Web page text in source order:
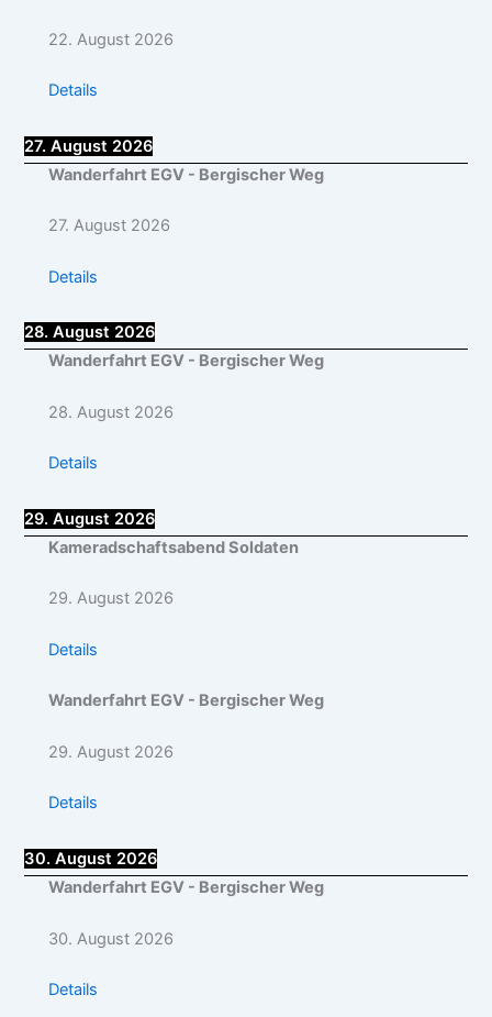
22. August 2026
Details
27. August 2026
Wanderfahrt EGV - Bergischer Weg
27. August 2026
Details
28. August 2026
Wanderfahrt EGV - Bergischer Weg
28. August 2026
Details
29. August 2026
Kameradschaftsabend Soldaten
29. August 2026
Details
Wanderfahrt EGV - Bergischer Weg
29. August 2026
Details
30. August 2026
Wanderfahrt EGV - Bergischer Weg
30. August 2026
Details